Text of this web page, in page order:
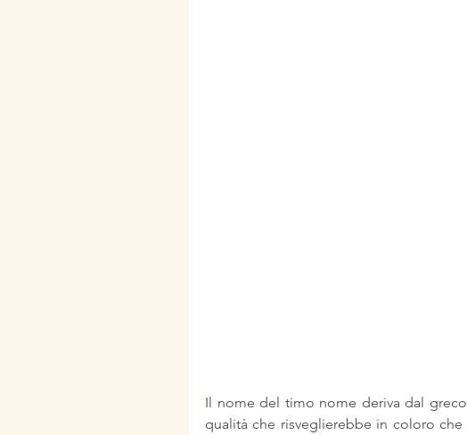
Il nome del timo nome deriva dal
qualità che risveglierebbe in coloro